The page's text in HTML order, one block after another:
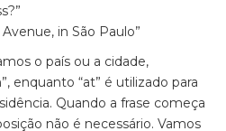
in São Paulo”
o país ou a cidade,
enquanto “at” é utilizado para
Quando a frase começa
não é necessário. Vamos